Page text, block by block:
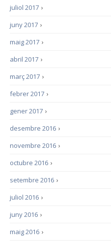
›
juliol 2017
›
juny 2017
›
maig 2017
›
abril 2017
›
març 2017
›
febrer 2017
›
gener 2017
›
desembre 2016
›
novembre 2016
›
octubre 2016
›
setembre 2016
›
juliol 2016
›
juny 2016
›
maig 2016